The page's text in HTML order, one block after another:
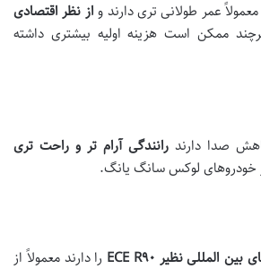
عمر طولانی تری دارند و از نظر اقتصادی
ممکن است هزینه اولیه بیشتری داشته
صدا دارند رانندگی آرام تر و راحت تری
خودروهای لوکس سانگ یانگ.
بین المللی نظیر ۹۰
را دارند معمولاً از